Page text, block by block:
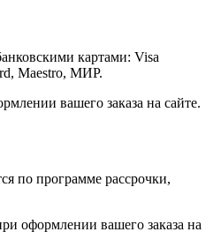
картами: Visa
Maestro, МИР.
вашего заказа на сайте.
по программе рассрочки,
оформлении вашего заказа на